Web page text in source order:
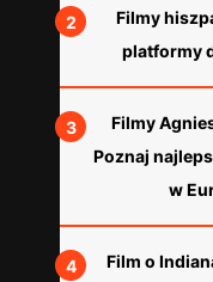
Filmy
platformy
Filmy
Poznaj
w
Film o